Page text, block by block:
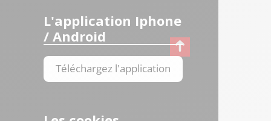
L'application Iphone
/ Android
Téléchargez l'application